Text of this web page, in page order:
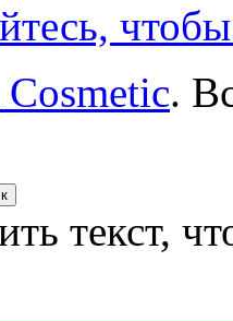
.
текст,